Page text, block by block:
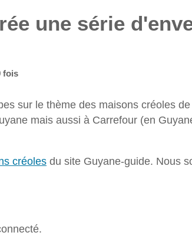
une série
fois
sur le thème des maisons créoles
mais aussi à Carrefour (en
créoles du site Guyane-guide. Nous